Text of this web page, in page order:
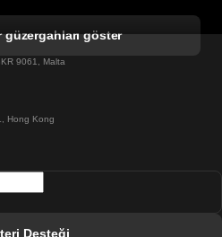
Sevilla Treni
Dublin Treni
güzergahları göster
9061, Malta
Hong Kong
Desteği